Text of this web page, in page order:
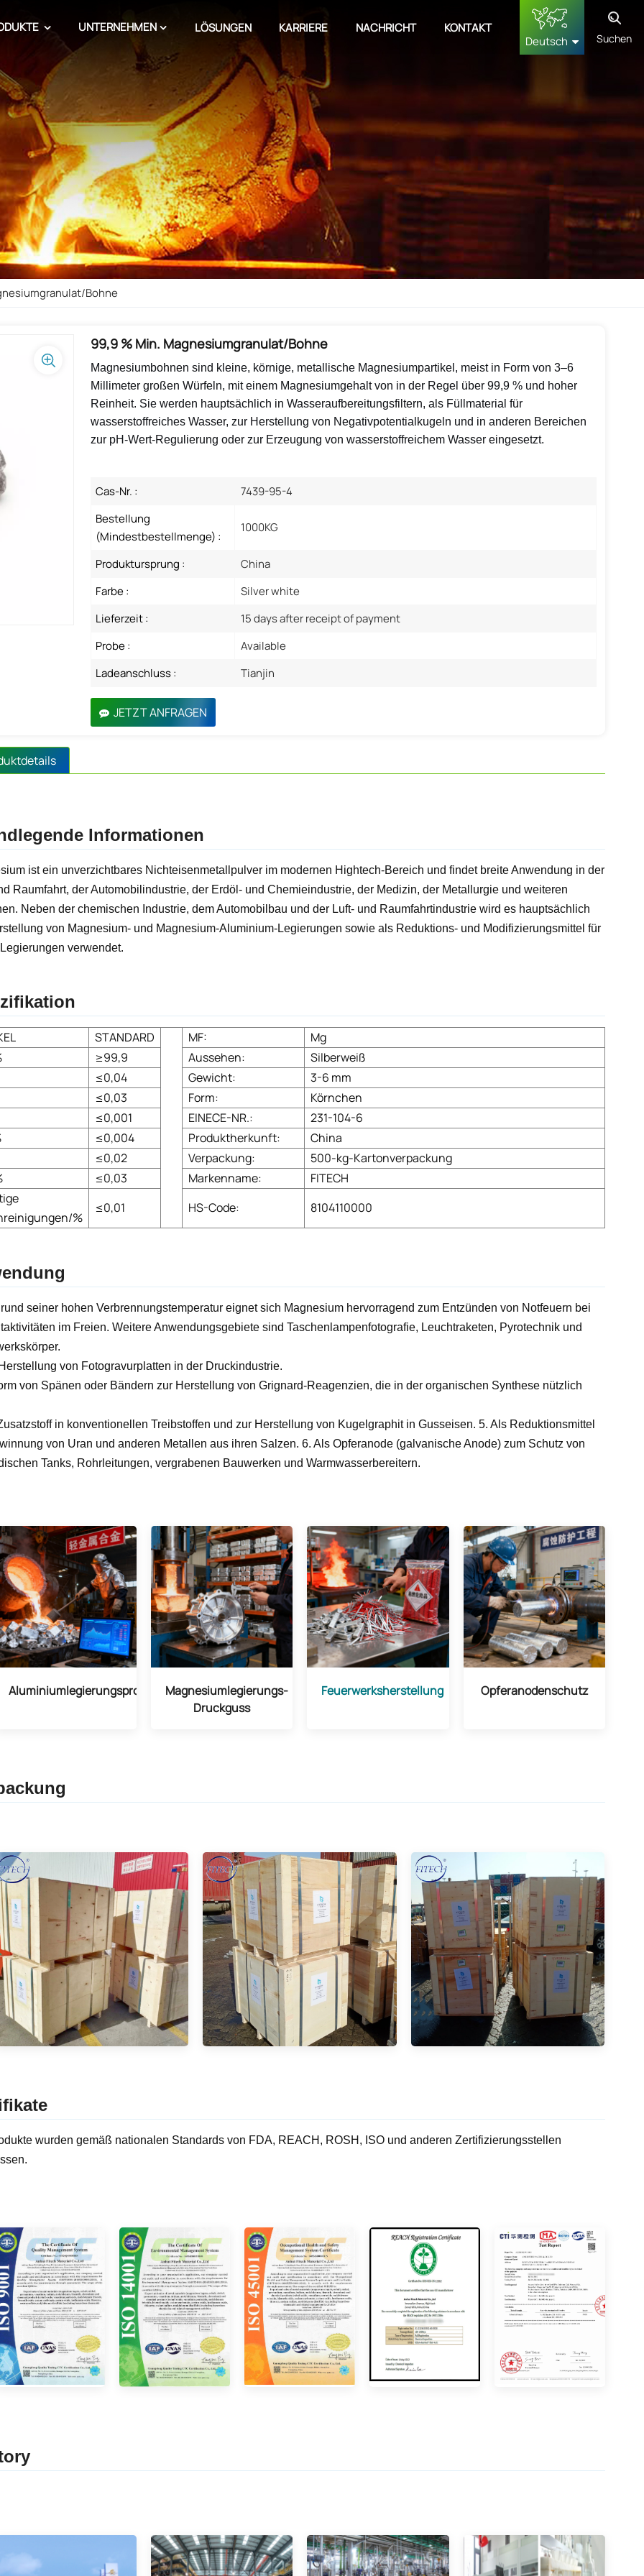
UNTERNEHMEN LÖSUNGEN KARRIERE NACHRICHT
KONTAKT
Deutsch
français
Deutsch
русский
Suchen
Bohne
99,9 % Min. Magnesiumgranulat/Bohne
Magnesiumbohnen sind kleine, körnige, metallische Magnesiumpartikel, meist in Form von 3–6
Millimeter großen Würfeln, mit einem Magnesiumgehalt von in der Regel über 99,9 % und hoher
Reinheit. Sie werden hauptsächlich in Wasseraufbereitungsfiltern, als Füllmaterial für
wasserstoffreiches Wasser, zur Herstellung von Negativpotentialkugeln und in anderen Bereichen
zur pH-Wert-Regulierung oder zur Erzeugung von wasserstoffreichem Wasser eingesetzt.
Cas-Nr. :
7439-95-4
Bestellung
(Mindestbestellmenge) :
1000KG
Produktursprung :
China
Farbe :
Silver white
Lieferzeit :
15 days after receipt of payment
Probe :
Available
Ladeanschluss :
Tianjin
JETZT ANFRAGEN
Informationen
ist ein unverzichtbares Nichteisenmetallpulver im modernen Hightech-Bereich und findet breite Anwendung in der
Raumfahrt, der Automobilindustrie, der Erdöl- und Chemieindustrie, der Medizin, der Metallurgie und weiteren
Neben der chemischen Industrie, dem Automobilbau und der Luft- und Raumfahrtindustrie wird es hauptsächlich
von Magnesium- und Magnesium-Aluminium-Legierungen sowie als Reduktions- und Modifizierungsmittel für
verwendet.
STANDARD MF:
Mg
≥99,9 Aussehen:
Silberweiß
≤0,04
Gewicht:
3-6 mm
≤0,03
Form:
Körnchen
≤0,001
EINECE-NR.:
231-104-6
≤0,004 Produktherkunft:
China
≤0,02
Verpackung:
500-kg-Kartonverpackung
≤0,03 Markenname:
FITECH
%
≤0,01 HS-Code: 8104110000
seiner hohen Verbrennungstemperatur eignet sich Magnesium hervorragend zum Entzünden von Notfeuern bei
im Freien. Weitere Anwendungsgebiete sind Taschenlampenfotografie, Leuchtraketen, Pyrotechnik und
von Fotogravurplatten in der Druckindustrie.
von Spänen oder Bändern zur Herstellung von Grignard-Reagenzien, die in der organischen Synthese nützlich
in konventionellen Treibstoffen und zur Herstellung von Kugelgraphit in Gusseisen. 5. Als Reduktionsmittel
von Uran und anderen Metallen aus ihren Salzen. 6. Als Opferanode (galvanische Anode) zum Schutz von
Tanks, Rohrleitungen, vergrabenen Bauwerken und Warmwasserbereitern.
AluminiumlegierungsproduktionMagnesiumlegierungs-
Druckguss
Feuerwerksherstellung Opferanodenschutz
wurden gemäß nationalen Standards von FDA, REACH, ROSH, ISO und anderen Zertifizierungsstellen
y